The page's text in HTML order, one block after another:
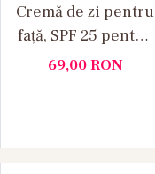
Cremă de zi pentru
față, SPF 25 pentru
pielea cu rozacee
69,00RON